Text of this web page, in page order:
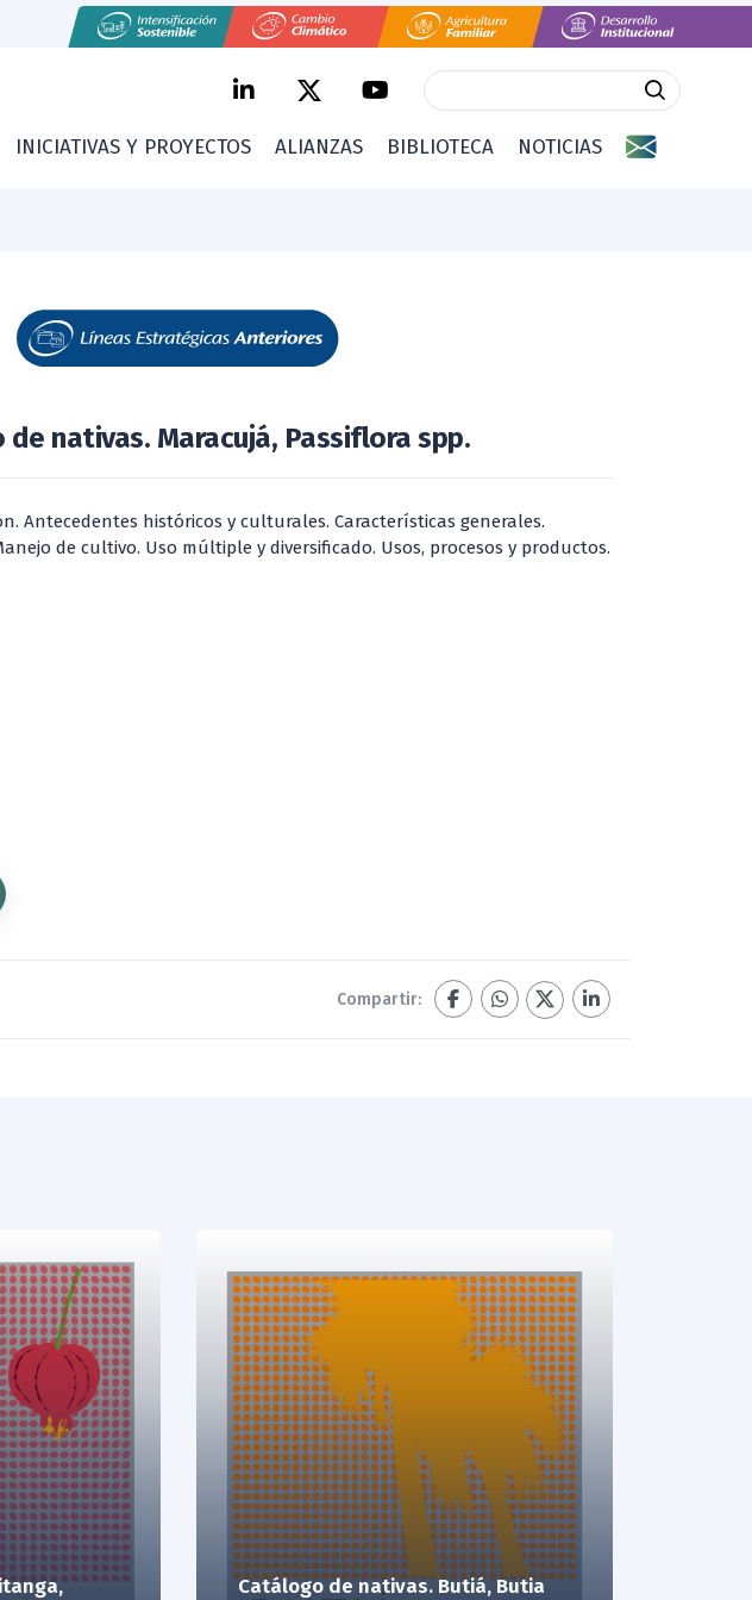
INICIATIVAS Y PROYECTOS ALIANZAS BIBLIOTECA NOTICIAS
de nativas. Maracujá, Passiflora spp.
Antecedentes históricos y culturales. Características generales.
de cultivo. Uso múltiple y diversificado. Usos, procesos y productos.
Compartir:
Catálogo de nativas. Butiá, Butia